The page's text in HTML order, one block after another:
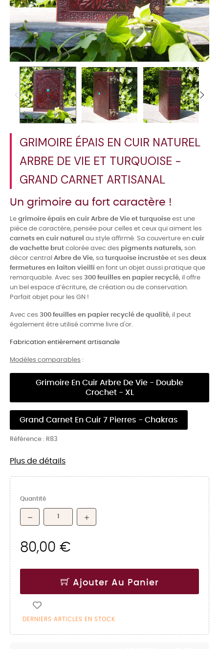
GRIMOIRE ÉPAIS EN CUIR NATUREL
ARBRE DE VIE ET TURQUOISE -
GRAND CARNET ARTISANAL
Un grimoire au fort caractère !
Le grimoire épais en cuir Arbre de Vie et turquoise est une
pièce de caractère, pensée pour celles et ceux qui aiment les
carnets en cuir naturel au style affirmé. Sa couverture en cuir
de vachette brut colorée avec des pigments naturels, son
décor central Arbre de Vie, sa turquoise incrustée et ses deux
fermetures en laiton vieilli en font un objet aussi pratique que
remarquable. Avec ses 300 feuilles en papier recyclé, il offre
un bel espace d’écriture, de création ou de conservation.
Parfait objet pour les GN !
Avec ces 300 feuilles en papier recyclé de qualité, il peut
également être utilisé comme livre d'or.
Fabrication entièrement artisanale
Modèles comparables :
Grimoire En Cuir Arbre De Vie - Double
Crochet - XL
Grand Carnet En Cuir 7 Pierres - Chakras
Référence : R83
Plus de détails
Quantité
80,00 €
Ajouter Au Panier
DERNIERS ARTICLES EN STOCK